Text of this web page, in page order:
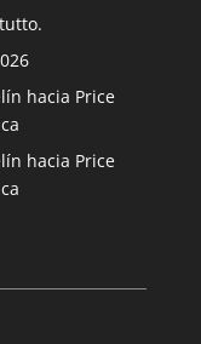
hacia Price
hacia Price